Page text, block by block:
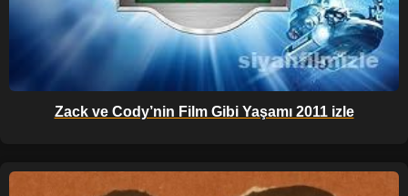
Zack ve Cody’nin Film Gibi Yaşamı 2011 izle